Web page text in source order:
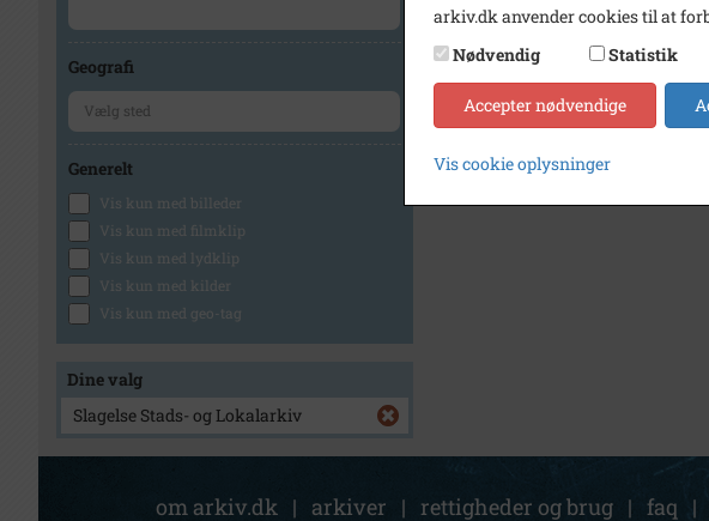
Geografi
Generelt
Vis kun med billeder
Vis kun med filmklip
Vis kun med lydklip
Vis kun med kilder
Vis kun med geo-tag
Dine valg
Slagelse Stads- og Lokalarkiv
1
om arkiv.dk | arkiver | rettigheder og brug | faq |
arkiv.dk anvender cookies til at
Nødvendig
Statistik
Accepter nødvendige
Vis cookie oplysninger